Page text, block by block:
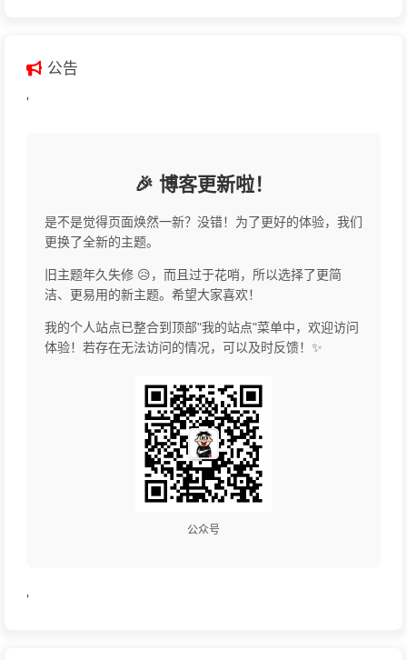
公告
'
🎉 博客更新啦！
是不是觉得页面焕然一新？没错！为了更好的体验，我们
更换了全新的主题。
旧主题年久失修 😥，而且过于花哨，所以选择了更简
洁、更易用的新主题。希望大家喜欢！
我的个人站点已整合到顶部"我的站点"菜单中，欢迎访问
体验！若存在无法访问的情况，可以及时反馈！✨
公众号
'